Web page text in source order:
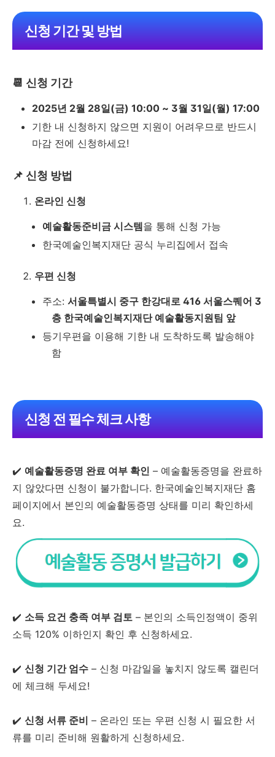
신청 기간 및 방법
📆 신청 기간
2025년 2월 28일(금) 10:00 ~ 3월 31일(월) 17:00
기한 내 신청하지 않으면 지원이 어려우므로 반드시
마감 전에 신청하세요!
📌 신청 방법
온라인 신청
예술활동준비금 시스템을 통해 신청 가능
한국예술인복지재단 공식 누리집에서 접속
우편 신청
주소: 서울특별시 중구 한강대로 416 서울스퀘어 3
층 한국예술인복지재단 예술활동지원팀 앞
등기우편을 이용해 기한 내 도착하도록 발송해야
함
신청 전 필수 체크 사항
✔️ 예술활동증명 완료 여부 확인 – 예술활동증명을 완료하
지 않았다면 신청이 불가합니다. 한국예술인복지재단 홈
페이지에서 본인의 예술활동증명 상태를 미리 확인하세
요.
✔️ 소득 요건 충족 여부 검토 – 본인의 소득인정액이 중위
소득 120% 이하인지 확인 후 신청하세요.
✔️ 신청 기간 엄수 – 신청 마감일을 놓치지 않도록 캘린더
에 체크해 두세요!
✔️ 신청 서류 준비 – 온라인 또는 우편 신청 시 필요한 서
류를 미리 준비해 원활하게 신청하세요.